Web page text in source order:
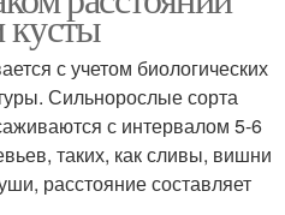
кусты
с учетом биологических
Сильнорослые сорта
с интервалом 5-6
таких, как сливы, вишни
расстояние составляет